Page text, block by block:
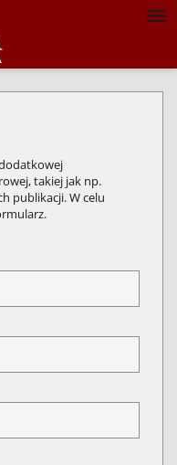
takiej jak np.
publikacji. W celu